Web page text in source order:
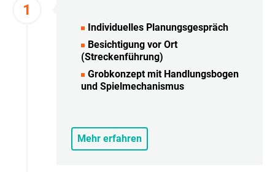
Individuelles Planungsgespräch
Besichtigung vor Ort
(Streckenführung)
Grobkonzept mit Handlungsbogen
und Spielmechanismus
Mehr erfahren